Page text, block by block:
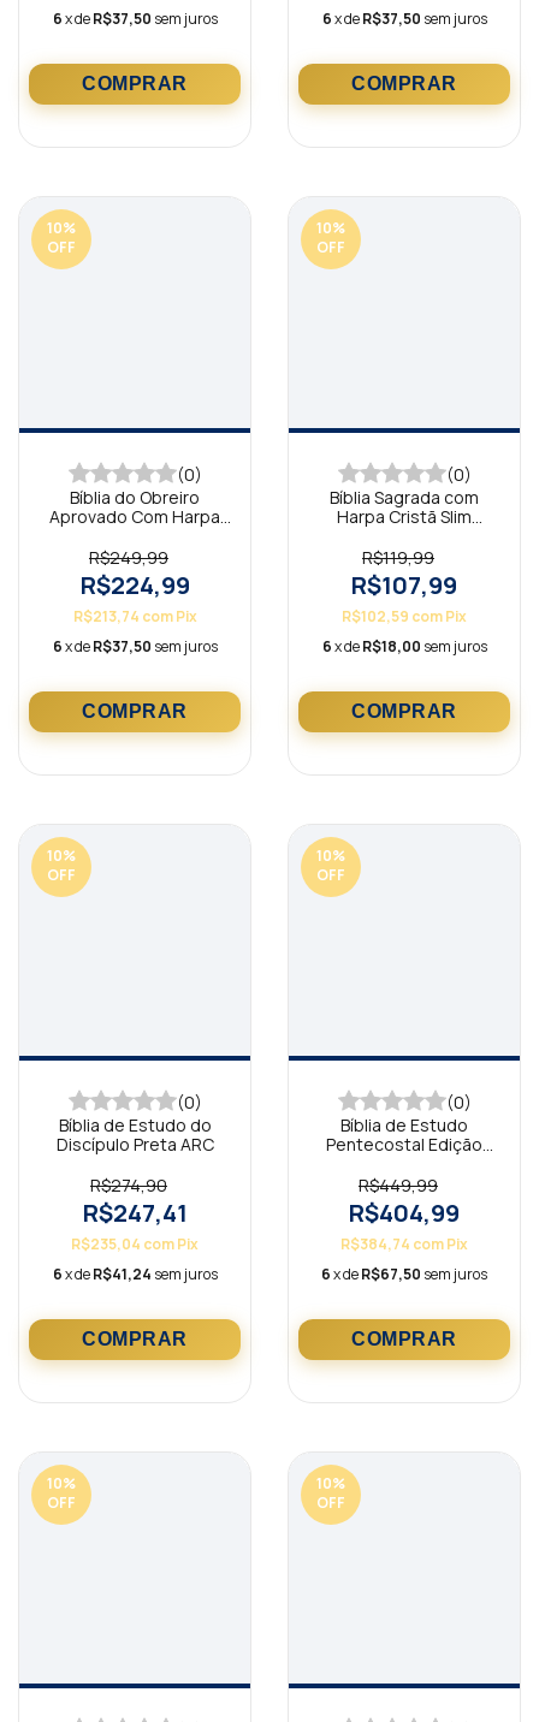
6x deR$37,50 sem juros
6x deR$37,50 sem juros
10%
OFF
(0)
Bíblia do Obreiro
Aprovado Com Harpa
R$249,99
R$224,99
R$213,74 com Pix
6x deR$37,50 sem juros
10%
OFF
(0)
Bíblia Sagrada com
Harpa Cristã Slim
R$119,99
R$107,99
R$102,59 comPix
6x deR$18,00 sem juros
10%
OFF
(0)
Bíblia de Estudo do
Discípulo Preta ARC
R$274,90
R$247,41
R$235,04 comPix
6x deR$41,24 sem juros
10%
OFF
(0)
Bíblia de Estudo
Pentecostal Edição
R$449,99
R$404,99
R$384,74 comPix
6x deR$67,50 sem juros
10%
OFF
10%
OFF